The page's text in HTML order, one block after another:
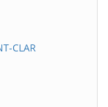
CLAR